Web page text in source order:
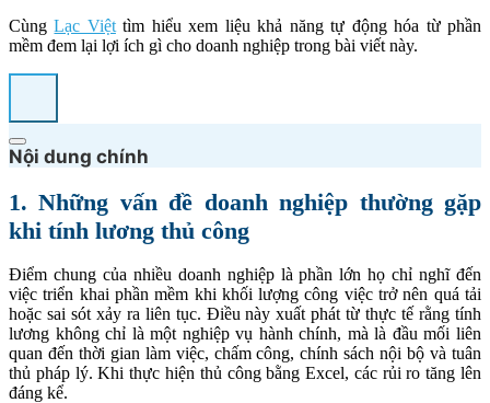
CùngLạc Việttìm hiểu xem liệu khả năng tự động hóa từ phần
mềm đem lại lợi ích gì cho doanh nghiệp trong bài viết này.
Nội dung chính
1. Những vấn đề doanh nghiệp thường gặp
khi tính lương thủ công
Điểm chung của nhiều doanh nghiệp là phần lớn họ chỉ nghĩ đến
việc triển khai phần mềm khi khối lượng công việc trở nên quá tải
hoặc sai sót xảy ra liên tục. Điều này xuất phát từ thực tế rằng tính
lương không chỉ là một nghiệp vụ hành chính, mà là đầu mối liên
quan đến thời gian làm việc, chấm công, chính sách nội bộ và tuân
thủ pháp lý. Khi thực hiện thủ công bằng Excel, các rủi ro tăng lên
đáng kể.